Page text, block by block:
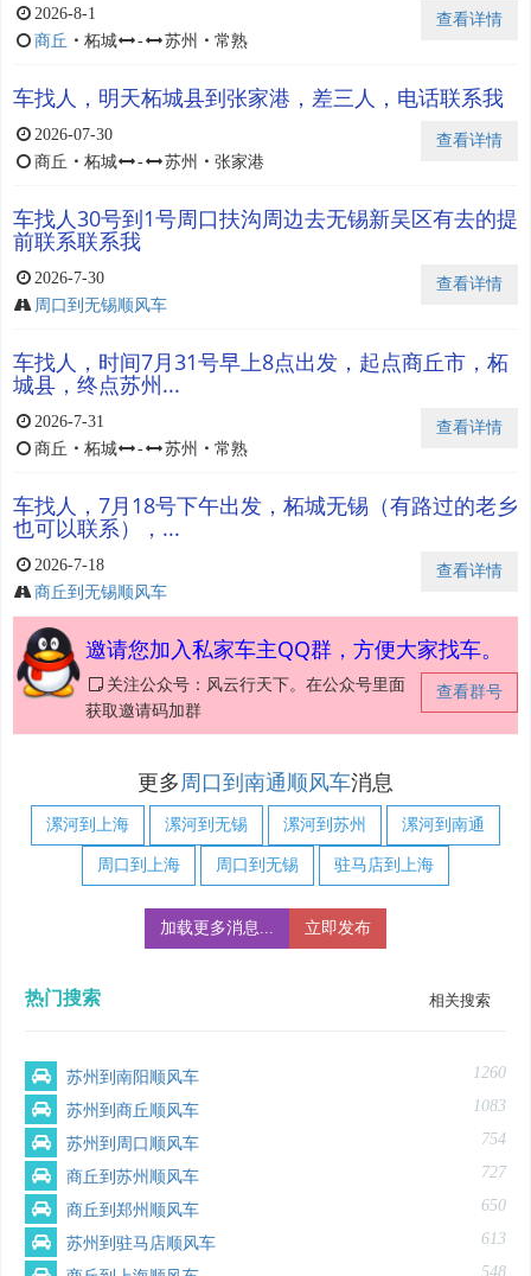
查看详情
2026-8-1
商丘 ・ 柘城 - 苏州 ・ 常熟
车找人，明天柘城县到张家港，差三人，电话联系我
查看详情
2026-07-30
商丘 ・ 柘城 - 苏州 ・ 张家港
车找人30号到1号周口扶沟周边去无锡新吴区有去的提
前联系联系我
查看详情
2026-7-30
周口到无锡顺风车
车找人，时间7月31号早上8点出发，起点商丘市，柘
城县，终点苏州...
查看详情
2026-7-31
商丘 ・ 柘城 - 苏州 ・ 常熟
车找人，7月18号下午出发，柘城无锡（有路过的老乡
也可以联系），...
查看详情
2026-7-18
商丘到无锡顺风车
邀请您加入私家车主QQ群，方便大家找车。
查看群号
关注公众号：风云行天下。在公众号里面
获取邀请码加群
更多周口到南通顺风车消息
漯河到上海 漯河到无锡 漯河到苏州 漯河到南通
周口到上海 周口到无锡 驻马店到上海
加载更多消息... 立即发布
热门搜索 相关搜索
苏州到南阳顺风车 1260
苏州到商丘顺风车 1083
苏州到周口顺风车 754
商丘到苏州顺风车 727
商丘到郑州顺风车 650
苏州到驻马店顺风车 613
548